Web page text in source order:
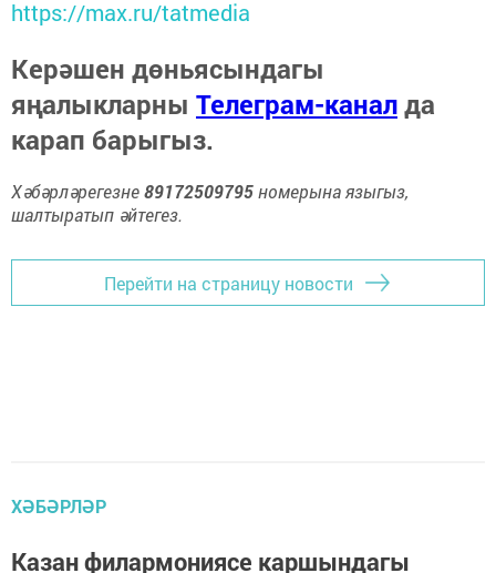
https://max.ru/tatmedia
Керәшен дөньясындагы
яңалыкларны Телеграм-каналда
карап барыгыз.
Хәбәрләрегезне89172509795номерына языгыз,
шалтыратып әйтегез.
Перейти на страницу новости
ХӘБӘРЛӘР
Казан филармониясе каршындагы